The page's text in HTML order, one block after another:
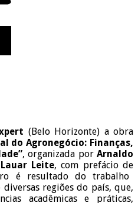
(Belo Horizonte) a obra
do Agronegócio: Finanças,
, organizada porArnaldo
Leite, com prefácio de
é resultado do trabalho
regiões do país, que,
acadêmicas e práticas,